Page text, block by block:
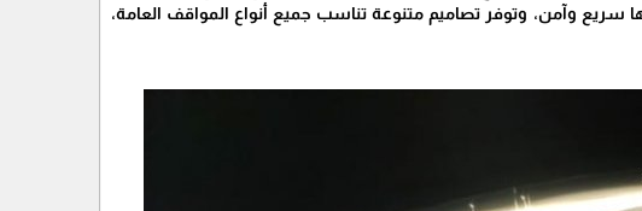
سريع وآمن، وتوفر تصاميم متنوعة تناسب جميع أنواع المواقف العامة،